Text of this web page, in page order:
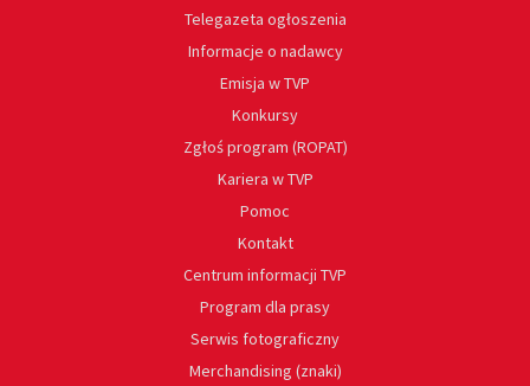
Telegazeta ogłoszenia
Informacje o nadawcy
Emisja w TVP
Konkursy
Zgłoś program (ROPAT)
Kariera w TVP
Pomoc
Kontakt
Centrum informacji TVP
Program dla prasy
Serwis fotograficzny
Merchandising (znaki)